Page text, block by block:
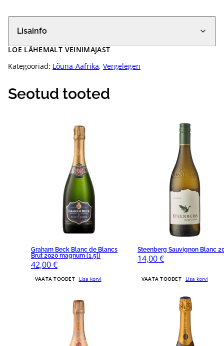
Kategooriad: Lõuna-Aafrika, Vergelegen
Lisainfo
LOE LÄHEMALT VEINIMAJAST
Seotud tooted
Graham Beck Blanc de Blancs
Brut 2020 magnum (1.5l)
42,00€
VAATA TOODET Lisa korvi
Steenberg Sauvignon Blanc
14,00€
VAATA TOODET Lisa korvi